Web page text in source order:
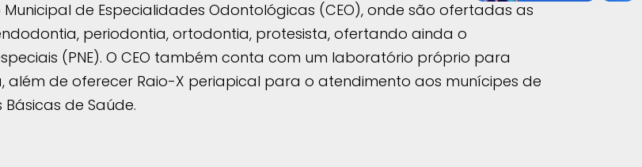
de Especialidades Odontológicas (CEO), onde são ofertadas as
periodontia, ortodontia, protesista, ofertando ainda o
(PNE). O CEO também conta com um laboratório próprio para
de oferecer Raio-X periapical para o atendimento aos munícipes de
de Saúde.